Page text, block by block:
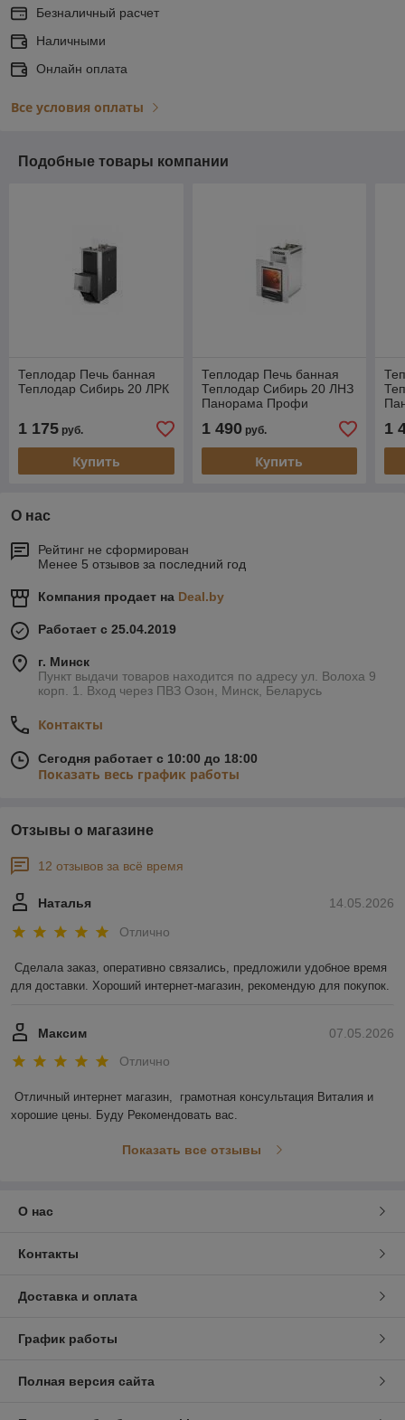
Безналичный расчет
Наличными
Онлайн оплата
Все условия оплаты
Подобные товары компании
Теплодар Печь банная
Теплодар Сибирь 20 ЛРК
1 175 руб.
Купить
Теплодар Печь банная
Теплодар Сибирь 20 ЛНЗ
Панорама Профи
(дверца 17/обрамление)
1 490руб.
Купить
1
О нас
Рейтинг не сформирован
Менее 5 отзывов за последний год
Компания продает на Deal.by
Работает с 25.04.2019
г. Минск
Пункт выдачи товаров находится по адресу ул. Волоха 9
корп. 1. Вход через ПВЗ Озон, Минск, Беларусь
Контакты
Сегодня работает с 10:00 до 18:00
Показать весь график работы
Отзывы о магазине
12 отзывов за всё время
14.05.2026
Наталья
Отлично
Сделала заказ, оперативно связались, предложили удобное время
для доставки. Хороший интернет-магазин, рекомендую для покупок.
07.05.2026
Максим
Отлично
Отличный интернет магазин,  грамотная консультация Виталия и
хорошие цены. Буду Рекомендовать вас.
Показать все отзывы
О нас
Контакты
Доставка и оплата
График работы
Полная версия сайта